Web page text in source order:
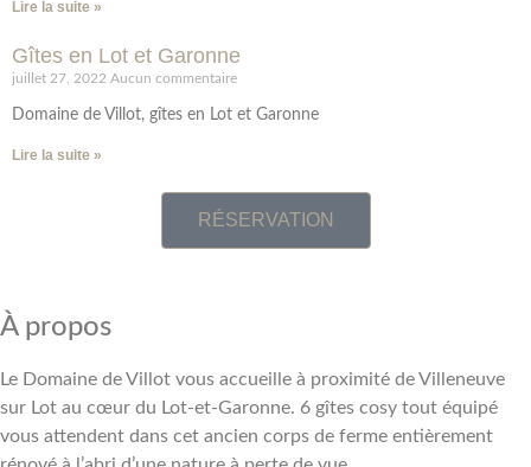
Lire la suite »
Gîtes en Lot et Garonne
juillet 27, 2022 Aucun commentaire
Domaine de Villot, gîtes en Lot et Garonne
Lire la suite »
RÉSERVATION
À propos
Le Domaine de Villot vous accueille à proximité de Villeneuve
sur Lot au cœur du Lot-et-Garonne. 6 gîtes cosy tout équipé
vous attendent dans cet ancien corps de ferme entièrement